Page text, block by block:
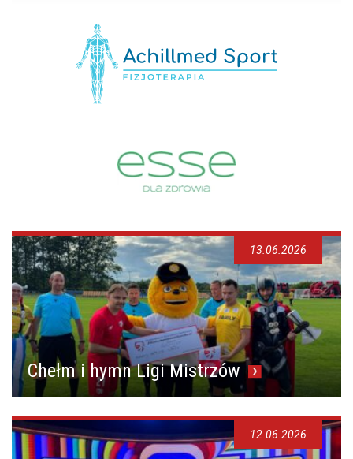
Chełm i hymn Ligi Mistrzów
13.06.2026
12.06.2026